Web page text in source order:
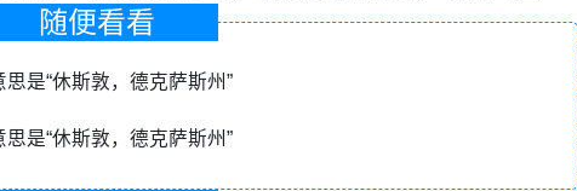
随便看看
思是“休斯敦，德克萨斯州”
思是“休斯敦，德克萨斯州”